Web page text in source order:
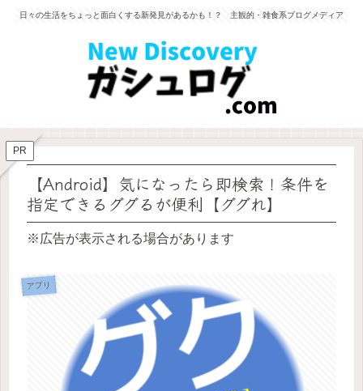
日々の生活をちょっと面白くする新発見があるかも！？ 主観的・雑食系ブログメディア
PR
【Android】気になったら即検索！条件を
指定できるググるが便利【ググれ】
※広告が表示される場合があります
アプリ